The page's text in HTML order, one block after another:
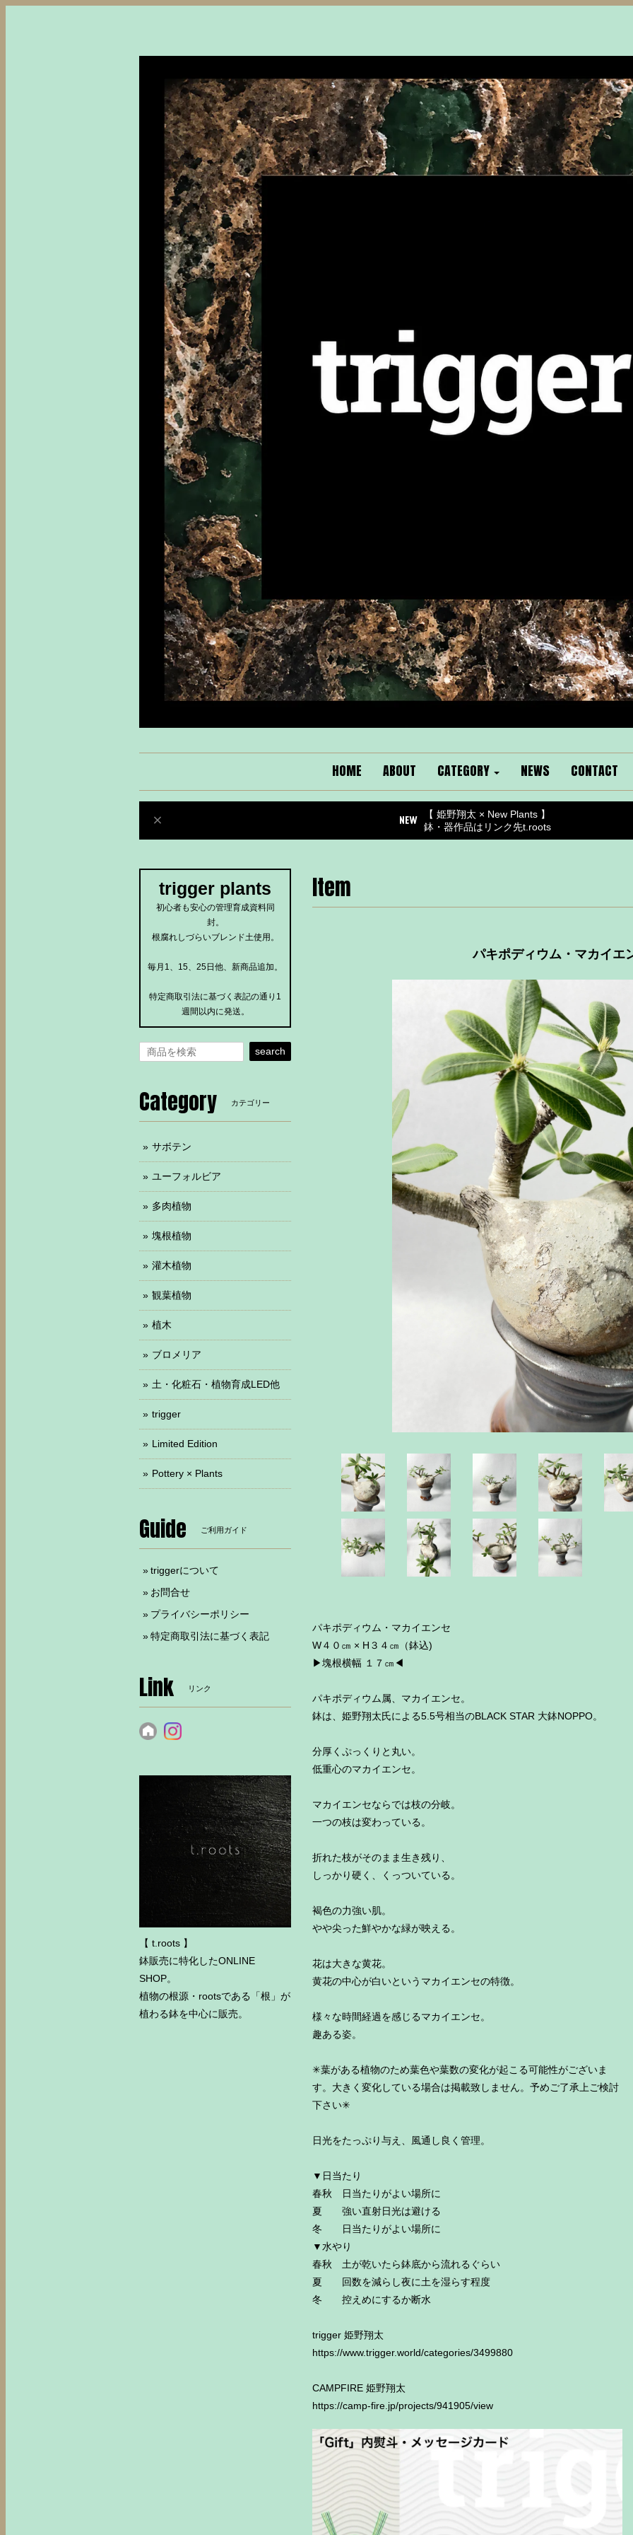
HOME ABOUT CATEGORY NEWS CONTACT
【 姫野翔太 × New Plants 】
鉢・器作品はリンク先t.roots
Item
パキポディウム・マカイエ
パキポディウム・マカイエンセ
W４０㎝ × H３４㎝（鉢込)
▶︎塊根横幅 １７㎝◀︎
パキポディウム属、マカイエンセ。
鉢は、姫野翔太氏による5.5号相当のBLACK STAR 大鉢NOPPO。
分厚くぷっくりと丸い。
低重心のマカイエンセ。
マカイエンセならでは枝の分岐。
一つの枝は変わっている。
折れた枝がそのまま生き残り、
しっかり硬く、くっついている。
褐色の力強い肌。
やや尖った鮮やかな緑が映える。
花は大きな黄花。
黄花の中心が白いというマカイエンセの特徴。
様々な時間経過を感じるマカイエンセ。
趣ある姿。
✳︎葉がある植物のため葉色や葉数の変化が起こる可能性がございま
す。大きく変化している場合は掲載致しません。予めご了承上ご検討
下さい✳︎
日光をたっぷり与え、風通し良く管理。
▼日当たり
春秋 日当たりがよい場所に
夏 強い直射日光は避ける
冬 日当たりがよい場所に
▼水やり
春秋 土が乾いたら鉢底から流れるぐらい
夏 回数を減らし夜に土を湿らす程度
冬 控えめにするか断水
trigger 姫野翔太
https://www.trigger.world/categories/3499880
CAMPFIRE 姫野翔太
https://camp-fire.jp/projects/941905/view
trigger plants
初心者も安心の管理育成資料同
封。
根腐れしづらいブレンド土使用。
毎月1、15、25日他、新商品追加。
特定商取引法に基づく表記の通り1
週間以内に発送。
search
Category カテゴリー
サボテン
ユーフォルビア
多肉植物
塊根植物
灌木植物
観葉植物
植木
ブロメリア
土・化粧石・植物育成LED他
trigger
Limited Edition
Pottery × Plants
Guide ご利用ガイド
triggerについて
お問合せ
プライバシーポリシー
特定商取引法に基づく表記
Link リンク
【 t.roots 】
鉢販売に特化したONLINE
SHOP。
植物の根源・rootsである「根」が
植わる鉢を中心に販売。